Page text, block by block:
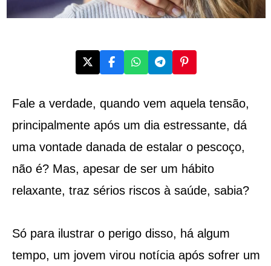
Fale a verdade, quando vem aquela tensão,
principalmente após um dia estressante, dá
uma vontade danada de estalar o pescoço,
não é? Mas, apesar de ser um hábito
relaxante, traz sérios riscos à saúde, sabia?
Só para ilustrar o perigo disso, há algum
tempo, um jovem virou notícia após sofrer um